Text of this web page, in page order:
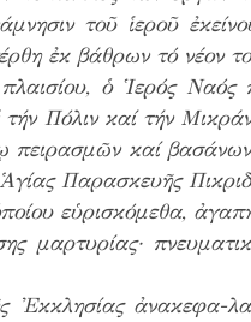
τοῦ ἱεροῦ
ἐκ βάθρων τό νέον
ὁ Ἱερός Ναός
τήν Πόλιν καί τήν
καί
Παρασκευῆς
εὑρισκόμεθα,
μαρτυρίας·
Ἐκκλησίας ἀνακεφα-